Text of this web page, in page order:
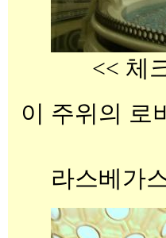
<< 체
이 주위의 로
라스베가